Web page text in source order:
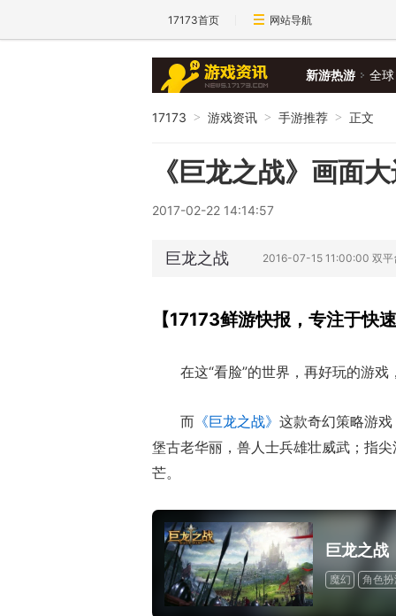
17173首页 网站导航
新游热游 全球
17173 > 游戏资讯 > 手游推荐 > 正文
《巨龙之战》画面
2017-02-22 14:14:57
巨龙之战 2016-07-15 11:00:00 双平
【17173鲜游快报，专注于快
在这“看脸”的世界，再好玩的游
而 《巨龙之战》 这款奇幻策略游
堡古老华丽，兽人士兵雄壮威武；指
芒。
巨龙之战
魔幻 角色